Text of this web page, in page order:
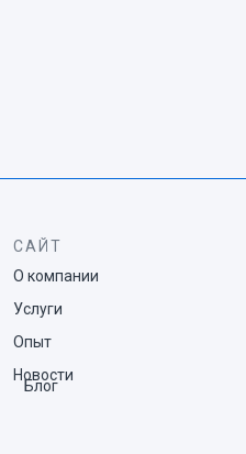
САЙТ
О компании
Услуги
Опыт
Новости
Блог